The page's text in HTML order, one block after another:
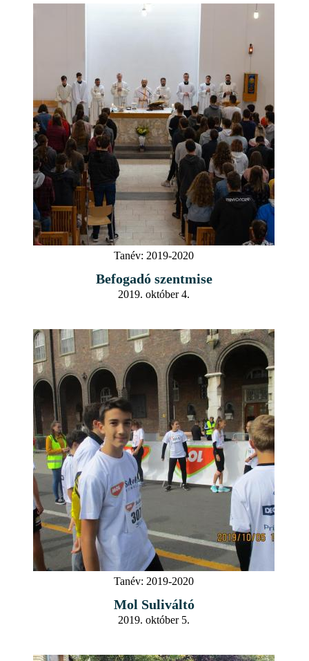
Tanév: 2019-2020
Befogadó szentmise
2019. október 4.
Tanév: 2019-2020
Mol Suliváltó
2019. október 5.